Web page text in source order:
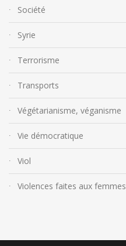
Société
Syrie
Terrorisme
Transports
Végétarianisme, véganisme
Vie démocratique
Viol
Violences faites aux femmes